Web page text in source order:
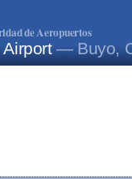
de Aeropuertos
Airport— Buyo,